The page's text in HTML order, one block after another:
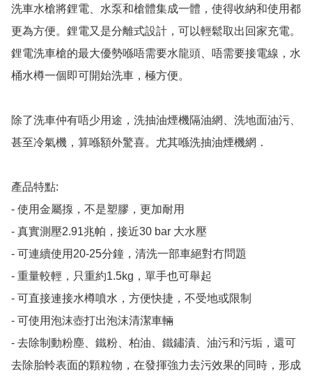
洗車水槍將鋰電、水泵和槍體集成一體，使得收納和使用都
更為方便。鋰電又是分離式設計，可以輕鬆取出回家充電。
鋰電洗車槍的最大優勢喺唔需要水龍頭、唔需要接電線，水
桶水樽一個即可開始洗車，極方便。
除了洗車仲有唔少用途，洗抽油煙機隔油網、洗地面油污、
甚至冷氣機，算喺額外驚喜。尤其喺洗抽油煙機網．
產品特點:
- 使用金屬揼，不是塑膠，更加耐用
- 真實測壓2.91兆帕，接近30 bar 大水壓
- 可連續使用20-25分鐘，清洗一部車絕對冇問題
- 重量較輕，只重約1.5kg，單手也可舉起
- 可直接連接水樽噴水，方便快捷，不受地或限制
- 可使用泡沫壺打出泡沫清潔車輛
- 去除制動粉塵、鐵粉、柏油、鐵鏽漬、油污和污垢，還可
去除胎軨表面的顆粒物，在發揮強力去污效果的同時，形成